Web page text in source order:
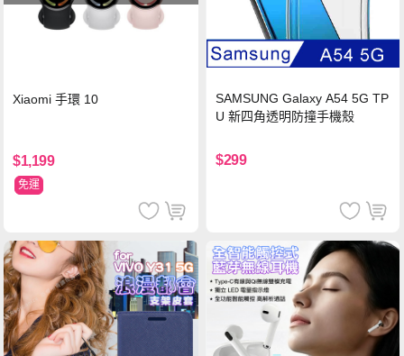
Xiaomi 手環 10
$1,199
免運
SAMSUNG Galaxy A54 5G TP
U 新四角透明防撞手機殼
$299